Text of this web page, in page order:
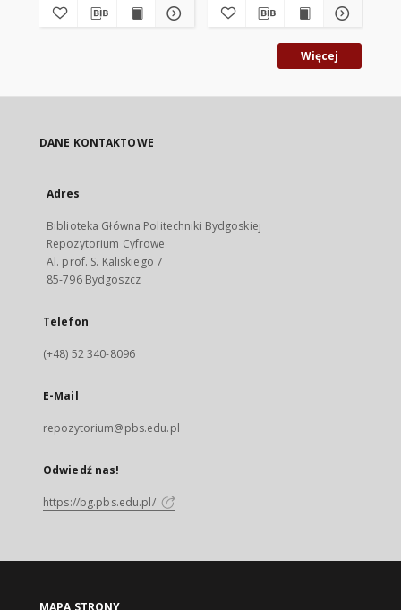
Więcej
DANE KONTAKTOWE
Adres
Biblioteka Główna Politechniki Bydgoskiej
Repozytorium Cyfrowe
Al. prof. S. Kaliskiego 7
85-796 Bydgoszcz
Telefon
(+48) 52 340-8096
E-Mail
repozytorium@pbs.edu.pl
Odwiedź nas!
https://bg.pbs.edu.pl/
MAPA STRONY